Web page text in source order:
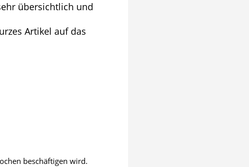
übersichtlich und
Artikel auf das
beschäftigen wird.